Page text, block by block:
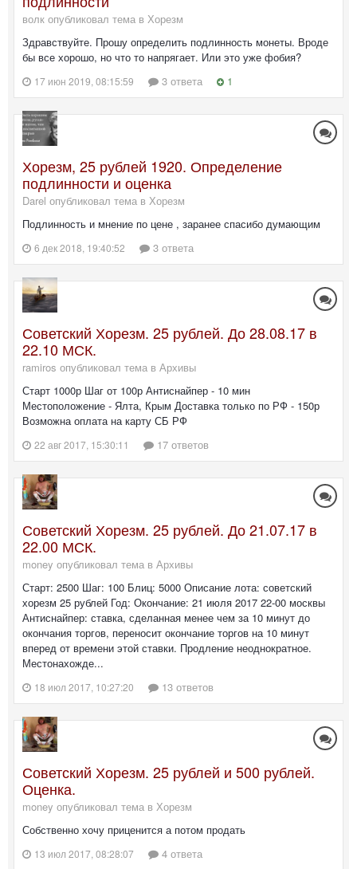
волк опубликовал тема в Хорезм
Здравствуйте. Прошу определить подлинность монеты. Вроде
бы все хорошо, но что то напрягает. Или это уже фобия?
17 июн 2019, 08:15:59 3 ответа 1
Хорезм, 25 рублей 1920. Определение
подлинности и оценка
Darel опубликовал тема в Хорезм
Подлинность и мнение по цене , заранее спасибо думающим
6 дек 2018, 19:40:52 3 ответа
Советский Хорезм. 25 рублей. До 28.08.17 в
22.10 МСК.
ramiros опубликовал тема в Архивы
Старт 1000р Шаг от 100р Антиснайпер - 10 мин
Местоположение - Ялта, Крым Доставка только по РФ - 150р
Возможна оплата на карту СБ РФ
22 авг 2017, 15:30:11 17 ответов
Советский Хорезм. 25 рублей. До 21.07.17 в
22.00 МСК.
money опубликовал тема в Архивы
Старт: 2500 Шаг: 100 Блиц: 5000 Описание лота: советский
хорезм 25 рублей Год: Окончание: 21 июля 2017 22-00 москвы
Антиснайпер: ставка, сделанная менее чем за 10 минут до
окончания торгов, переносит окончание торгов на 10 минут
вперед от времени этой ставки. Продление неоднократное.
Местонахожде...
18 июл 2017, 10:27:20 13 ответов
Советский Хорезм. 25 рублей и 500 рублей.
Оценка.
money опубликовал тема в Хорезм
Собственно хочу приценится а потом продать
13 июл 2017, 08:28:07 4 ответа